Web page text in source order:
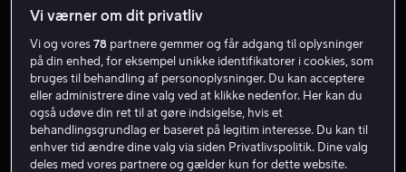
Daniel Kash
Vi værner om dit privatliv
Vi og vores78 partnere gemmer og får adgang til oplysninger
på din enhed, for eksempel unikke identifikatorer i cookies, som
bruges til behandling af personoplysninger. Du kan acceptere
eller administrere dine valg ved at klikke nedenfor. Her kan du
også udøve din ret til at gøre indsigelse, hvis et
behandlingsgrundlag er baseret på legitim interesse. Du kan til
enhver tid ændre dine valg via siden Privatlivspolitik. Dine valg
deles med vores partnere og gælder kun for dette website.